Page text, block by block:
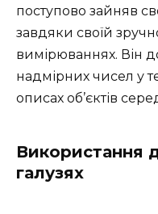
поступово зайняв
завдяки своїй
вимірюваннях. Він
надмірних чисел у
описах об’єктів
Використання
галузях